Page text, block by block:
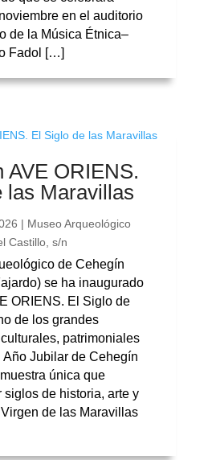
en el auditorio
de la Música Étnica–
Fadol […]
AVE ORIENS.
las Maravillas
| Museo Arqueológico
Castillo, s/n
de Cehegín
se ha inaugurado
ORIENS. El Siglo de
de los grandes
patrimoniales
Jubilar de Cehegín
única que
siglos de historia, arte y
de las Maravillas